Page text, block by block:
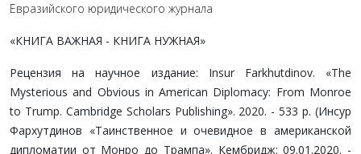
Евразийского юридического журнала
«КНИГА ВАЖНАЯ - КНИГА НУЖНАЯ»
Рецензия на научное издание: Insur Farkhutdinov. «The
Mysterious and Obvious in American Diplomacy: From Monroe
to Trump. Cambridge Scholars Publishing». 2020. - 533 p. (Инсур
Фархутдинов «Таинственное и очевидное в американской
дипломатии от Монро до Трампа». Кембридж: 09.01.2020. -